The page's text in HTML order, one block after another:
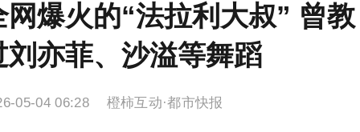
网爆火的“法拉利大叔” 曾教
刘亦菲、沙溢等舞蹈
05-04 06:28 橙柿互动·都市快报